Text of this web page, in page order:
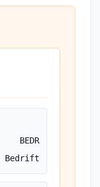
BEDR
Bedrift